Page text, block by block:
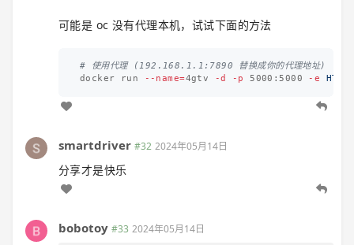
可能是 oc 没有代理本机，试试下面的方法
# 使用代理 (192.168.1.1:7890 替换成你的代理地址)
docker run
--name=4gtv -d -p 5000:5000 -e
smartdriver #32 2024年05月14日
分享才是快乐
bobotoy #33 2024年05月14日